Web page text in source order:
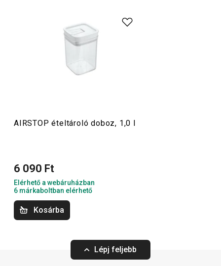
Háztartás
AIRSTOP ételtároló doboz, 2,0 l
Elérhető a webáruházban
9 márkaboltban elérhető
AIRSTOP ételtároló doboz, 1,0 l
6 090 Ft
Elérhető a webáruházban
6 márkaboltban elérhető
Kosárba
Lépj feljebb